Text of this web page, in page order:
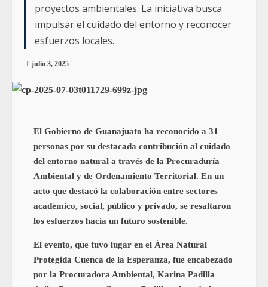
proyectos ambientales. La iniciativa busca
impulsar el cuidado del entorno y reconocer
esfuerzos locales.
julio 3, 2025
El Gobierno de Guanajuato ha reconocido a 31
personas por su destacada contribución al cuidado
del entorno natural a través de la Procuraduría
Ambiental y de Ordenamiento Territorial. En un
acto que destacó la colaboración entre sectores
académico, social, público y privado, se resaltaron
los esfuerzos hacia un futuro sostenible.
El evento, que tuvo lugar en el Área Natural
Protegida Cuenca de la Esperanza, fue encabezado
por la Procuradora Ambiental, Karina Padilla